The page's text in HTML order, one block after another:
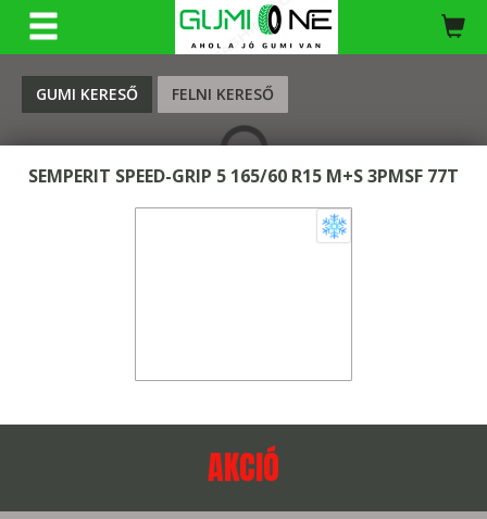
GUMI KERESŐ FELNI KERESŐ
KERESÉS
SEMPERIT SPEED-GRIP 5 165/60 R15 M+S 3PMSF 77T
AKCIÓ